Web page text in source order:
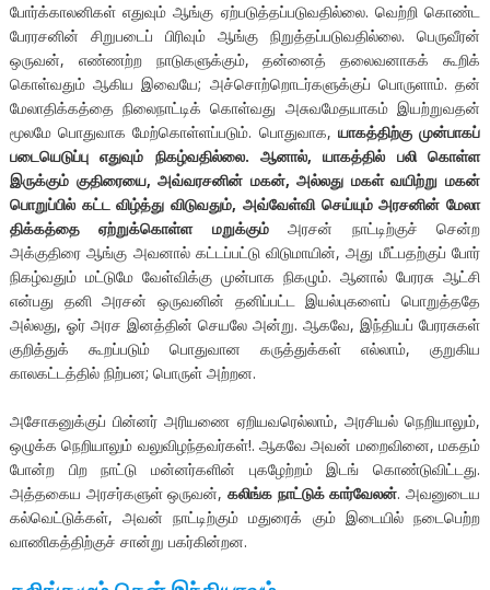
போர்க்காலனிகள் எதுவும் ஆங்கு ஏற்படுத்தப்படுவதில்லை. வெற்றி கொண்ட
பேரரசனின் சிறுபடைப் பிரிவும் ஆங்கு நிறுத்தப்படுவதில்லை. பெருவீரன்
ஒருவன், எண்ணற்ற நாடுகளுக்கும், தன்னைத் தலைவனாகக் கூறிக்
கொள்வதும் ஆகிய இவையே; அச்சொற்றொடர்களுக்குப் பொருளாம். தன்
மேலாதிக்கத்தை நிலைநாட்டிக் கொள்வது அசுவமேதயாகம் இயற்றுவதன்
மூலமே பொதுவாக மேற்கொள்ளப்படும். பொதுவாக, யாகத்திற்கு முன்பாகப்
படையெடுப்பு எதுவும் நிகழ்வதில்லை. ஆனால், யாகத்தில் பலி கொள்ள
இருக்கும் குதிரையை, அவ்வரசனின் மகன், அல்லது மகள் வயிற்று மகன்
பொறுப்பில் கட்ட விழ்த்து விடுவதும், அவ்வேள்வி செய்யும் அரசனின் மேலா
திக்கத்தை ஏற்றுக்கொள்ள மறுக்கும்அரசன் நாட்டிற்குச் சென்ற
அக்குதிரை ஆங்கு அவனால் கட்டப்பட்டு விடுமாயின், அது மீட்பதற்குப் போர்
நிகழ்வதும் மட்டுமே வேள்விக்கு முன்பாக நிகழும். ஆனால் பேரரசு ஆட்சி
என்பது தனி அரசன் ஒருவனின் தனிப்பட்ட இயல்புகளைப் பொறுத்ததே
அல்லது, ஓர் அரச இனத்தின் செயலே அன்று. ஆகவே, இந்தியப் பேரரசுகள்
குறித்துக் கூறப்படும் பொதுவான கருத்துக்கள் எல்லாம், குறுகிய
காலகட்டத்தில் நிற்பன; பொருள் அற்றன.
அசோகனுக்குப் பின்னர் அரியணை ஏறியவரெல்லாம், அரசியல் நெறியாலும்,
ஒழுக்க நெறியாலும் வலுவிழந்தவர்கள்!. ஆகவே அவன் மறைவினை, மகதம்
போன்ற பிற நாட்டு மன்னர்களின் புகழேற்றம் இடங் கொண்டுவிட்டது.
அத்தகைய அரசர்களுள் ஒருவன், கலிங்க நாட்டுக் கார்வேலன். அவனுடைய
கல்வெட்டுக்கள், அவன் நாட்டிற்கும் மதுரைக் கும் இடையில் நடைபெற்ற
வாணிகத்திற்குச் சான்று பகர்கின்றன.